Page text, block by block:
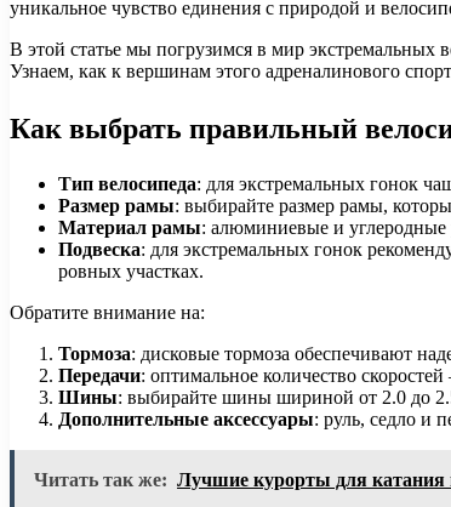
уникальное чувство единения с природой и
В этой статье мы погрузимся в мир
Узнаем, как к вершинам этого адреналинового
Как выбрать правильный
Тип велосипеда: для экстремальных гонок
Размер рамы: выбирайте размер рамы,
Материал рамы: алюминиевые и углеродные
Подвеска: для экстремальных гонок
ровных участках.
Обратите внимание на:
Тормоза: дисковые тормоза обеспечивают
Передачи: оптимальное количество
Шины: выбирайте шины шириной от 2.0 до
Дополнительные аксессуары: руль, седло и
Читать так же: Лучшие курорты для катания